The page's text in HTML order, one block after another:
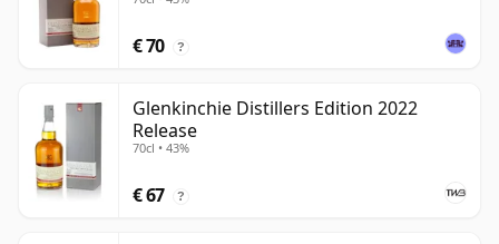
€ 70 ?
Glenkinchie Distillers Edition 2022
Release
70cl • 43%
€ 67 ?